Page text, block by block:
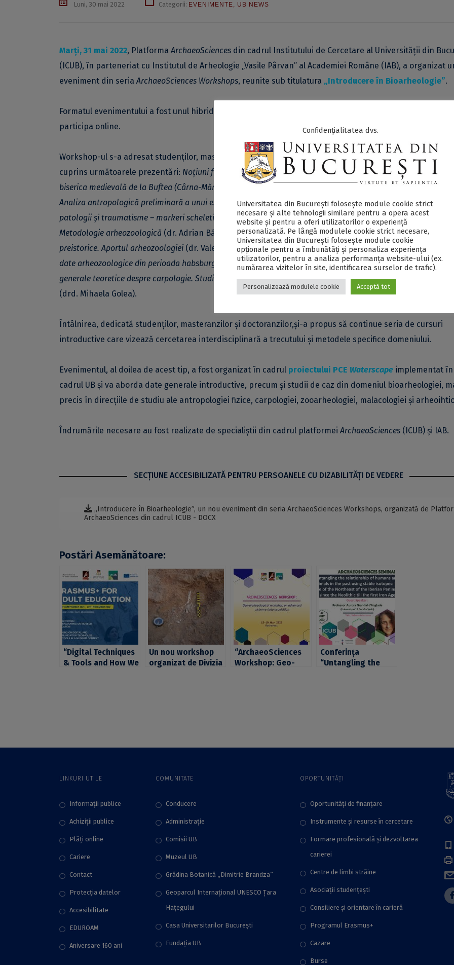
Luni, 30 mai 2022 Categorii: EVENIMENTE, UB NEWS
Marți, 31 mai 2022, PlatformaArchaeoSciences din cadrul Institutului de Cercetare al Universității din
(ICUB), în parteneriat cu Institutul de Arheologie „Vasile Pârvan” al Academiei Române (IAB), a organizat
eveniment din seriaArchaeoSciences Workshops, reunite sub titulatura „Introducere în Bioarheologie”.
Formatul evenimentului a fost unul hibrid, cei care nu au putut fi prezenți fizic având posibilitatea de a
participa online.
Workshop-ul s-a adresat studenților, masteranzilor și doctoranzilor UB din domeniile istorie șibiologie
cuprins următoarele prezentări: Noțiuni fundamentale și metode în antropologie (Andreea Toma),
biserica medievală de la Buftea (Cârna-Mănești). Câteva aspecte arheologice preliminare (dr. Alexandru
Analiza antropologică preliminară a unui eșantion din cimitirul medieval de la Buftea(Franceska Știrbu),
patologii și traumatisme – markeri scheletici ai modului de viață a oamenilor din trecut(dr. Gabriel Vasile),
Metodologie arheozoologică (dr. Adrian Bălășescu),Reconstituirea mediului înconjurător din jurul siturilor
preistorice. Aportul arheozoologiei(dr. Valentin Radu),Animale în contexte funerare(dr. Valentin
date arheozoologice din perioada habsburgică
(David Baciu, dr. Adrian Ioniță, dr. Adrian Bălășescu) și
generale teoretice despre carpologie. Studiu de caz: utilizarea plantelor domestice în arealul culturii
(drd. Mihaela Golea).
Întâlnirea, dedicată studenților, masteranzilor și doctoranzilor,și-a propus să continue seria de cursuri
introductive care vizează cercetarea interdisciplinară a trecutului și metodele specifice domeniului.
Evenimentul, al doilea de acest tip, a fost organizat în cadrul proiectului PCE Waterscape implementat în
cadrul UB și va aborda date generale introductive, precum și studii de caz din domeniul bioarheologiei,
precis în direcțiile de studiu ale antropologiei fizice, carpologiei, zooarheologiei, malacologiei și
Îndrumările necesare au fost realizate de specialiștii din cadrul platformeiArchaeoSciences (ICUB) și IAB.
SECŢIUNE ACCESIBILIZATĂ PENTRU PERSOANELE CU DIZABILITĂŢI DE VEDERE
„Introducere în Bioarheologie”, un nou eveniment din seria ArchaeoSciences Workshops, organizată de
ArchaeoSciences din cadrul ICUB - DOCX
Postări Asemănătoare:
“Digital Techniques
& Tools and How We
din cadrul ICUB
Un nou workshop
organizat de Divizia
“ArchaeoSciences
Workshop: Geo-
din cadrul ICUB
Conferința
“Untangling the
since the Neolithic
Platforma
din cadrul ICUB
LINKURI UTILE
Informații publice
Achiziții publice
Plăţi online
Cariere
Contact
Protecţia datelor
Accesibilitate
EDUROAM
Aniversare 160 ani
COMUNITATE
Conducere
Administraţie
Comisii UB
Muzeul UB
Grădina Botanică „Dimitrie Brandza”
Geoparcul Internațional UNESCO Țara
Hațegului
Casa Universitarilor București
Fundaţia UB
OPORTUNITĂȚI
Oportunități de finanțare
Instrumente și resurse în cercetare
Formare profesională și dezvoltarea
carierei
Centre de limbi străine
Asociații studențești
Consiliere şi orientare în carieră
Programul Erasmus+
Cazare
Burse
Confidențialitatea dvs.
Universitatea din București folosește module cookie strict
necesare și alte tehnologii similare pentru a opera acest
website și pentru a oferi utilizatorilor o experiență
personalizată. Pe lângă modulele cookie strict necesare,
Universitatea din București folosește module cookie
opționale pentru a îmbunătăți și personaliza experiența
utilizatorilor, pentru a analiza performanța website-ului (ex.
numărarea vizitelor în site, identificarea surselor de trafic).
Personalizează modulele cookie Acceptă tot